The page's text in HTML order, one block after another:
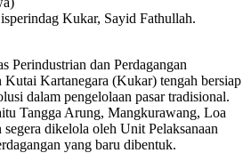
Kukar, Sayid Fathullah.
Perindustrian dan Perdagangan
Kartanegara (Kukar) tengah bersiap
dalam pengelolaan pasar tradisional.
Tangga Arung, Mangkurawang, Loa
dikelola oleh Unit Pelaksanaan
yang baru dibentuk.